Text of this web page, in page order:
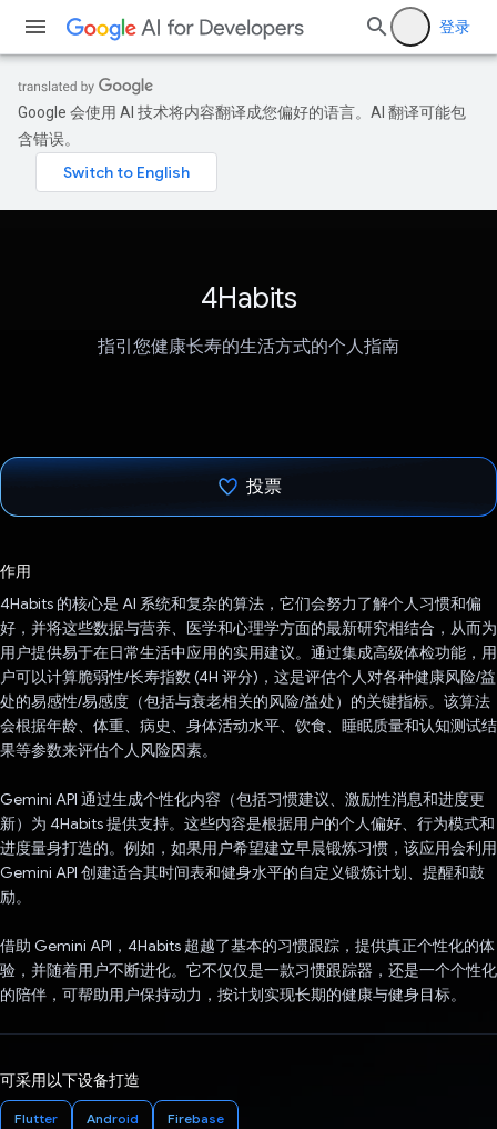
登录
Google 会使用 AI 技术将内容翻译成您偏好的语言。AI 翻译可能包
含错误。
4Habits
指引您健康长寿的生活方式的个人指南
投票
作用
4Habits 的核心是 AI 系统和复杂的算法，它们会努力了解个人习惯和偏
好，并将这些数据与营养、医学和心理学方面的最新研究相结合，从而为
用户提供易于在日常生活中应用的实用建议。通过集成高级体检功能，用
户可以计算脆弱性/长寿指数 (4H 评分)，这是评估个人对各种健康风险/益
处的易感性/易感度（包括与衰老相关的风险/益处）的关键指标。该算法
会根据年龄、体重、病史、身体活动水平、饮食、睡眠质量和认知测试结
果等参数来评估个人风险因素。
Gemini API 通过生成个性化内容（包括习惯建议、激励性消息和进度更
新）为 4Habits 提供支持。这些内容是根据用户的个人偏好、行为模式和
进度量身打造的。例如，如果用户希望建立早晨锻炼习惯，该应用会利用
Gemini API 创建适合其时间表和健身水平的自定义锻炼计划、提醒和鼓
励。
借助 Gemini API，4Habits 超越了基本的习惯跟踪，提供真正个性化的体
验，并随着用户不断进化。它不仅仅是一款习惯跟踪器，还是一个个性化
的陪伴，可帮助用户保持动力，按计划实现长期的健康与健身目标。
可采用以下设备打造
Flutter Android Firebase